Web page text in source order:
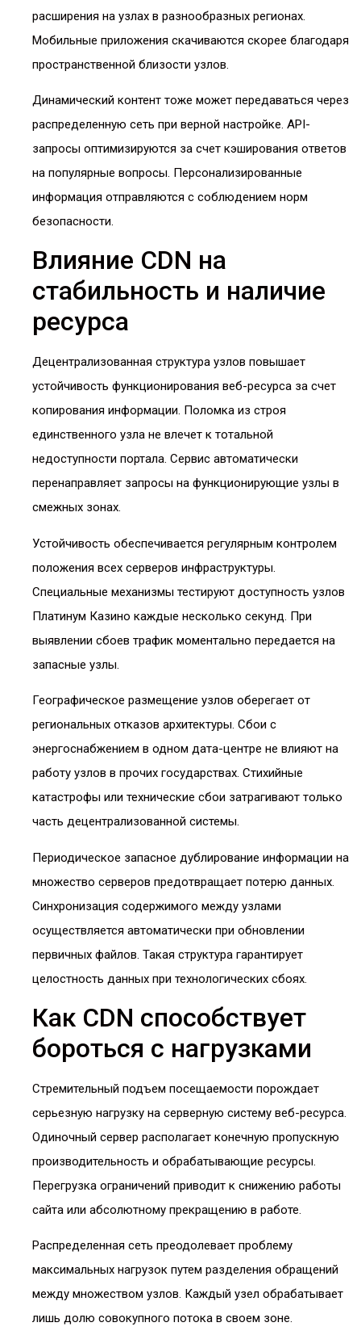
расширения на узлах в разнообразных регионах.
Мобильные приложения скачиваются скорее благодаря
пространственной близости узлов.
Динамический контент тоже может передаваться через
распределенную сеть при верной настройке. API-
запросы оптимизируются за счет кэширования ответов
на популярные вопросы. Персонализированные
информация отправляются с соблюдением норм
безопасности.
Влияние CDN на
стабильность и наличие
ресурса
Децентрализованная структура узлов повышает
устойчивость функционирования веб-ресурса за счет
копирования информации. Поломка из строя
единственного узла не влечет к тотальной
недоступности портала. Сервис автоматически
перенаправляет запросы на функционирующие узлы в
смежных зонах.
Устойчивость обеспечивается регулярным контролем
положения всех серверов инфраструктуры.
Специальные механизмы тестируют доступность узлов
Платинум Казино каждые несколько секунд. При
выявлении сбоев трафик моментально передается на
запасные узлы.
Географическое размещение узлов оберегает от
региональных отказов архитектуры. Сбои с
энергоснабжением в одном дата-центре не влияют на
работу узлов в прочих государствах. Стихийные
катастрофы или технические сбои затрагивают только
часть децентрализованной системы.
Периодическое запасное дублирование информации на
множество серверов предотвращает потерю данных.
Синхронизация содержимого между узлами
осуществляется автоматически при обновлении
первичных файлов. Такая структура гарантирует
целостность данных при технологических сбоях.
Как CDN способствует
бороться с нагрузками
Стремительный подъем посещаемости порождает
серьезную нагрузку на серверную систему веб-ресурса.
Одиночный сервер располагает конечную пропускную
производительность и обрабатывающие ресурсы.
Перегрузка ограничений приводит к снижению работы
сайта или абсолютному прекращению в работе.
Распределенная сеть преодолевает проблему
максимальных нагрузок путем разделения обращений
между множеством узлов. Каждый узел обрабатывает
лишь долю совокупного потока в своем зоне.